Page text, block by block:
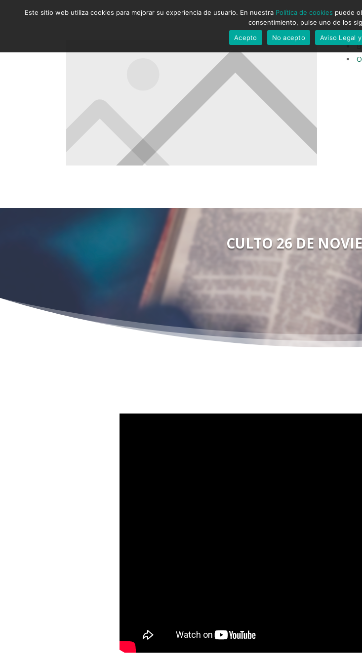
CULTO 26 DE
Este sitio web utiliza cookies para mejorar su experiencia de usuario. En nuestra Política de cookies puede
consentimiento, pulse uno de los
Acepto
No acepto Aviso Legal